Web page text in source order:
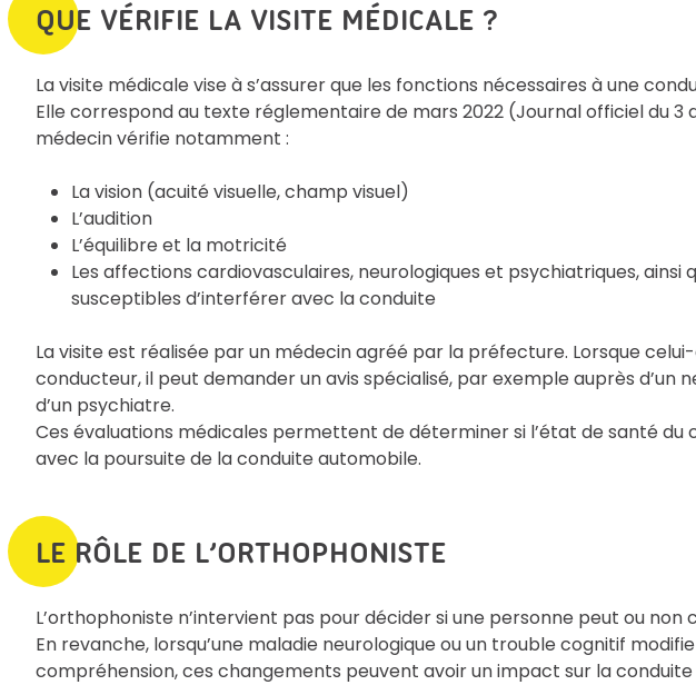
QUE VÉRIFIE LA VISITE MÉDICALE ?
La visite médicale vise à s’assurer que les fonctions nécessaires à une
Elle correspond au texte réglementaire de mars 2022 (Journal officiel du 3
médecin vérifie notamment :
La vision (acuité visuelle, champ visuel)
L’audition
L’équilibre et la motricité
Les affections cardiovasculaires, neurologiques et psychiatriques, ainsi
susceptibles d’interférer avec la conduite
La visite est réalisée par un médecin agréé par la préfecture. Lorsque
conducteur, il peut demander un avis spécialisé, par exemple auprès d’un
d’un psychiatre.
Ces évaluations médicales permettent de déterminer si l’état de santé
avec la poursuite de la conduite automobile.
LE RÔLE DE L’ORTHOPHONISTE
L’orthophoniste n’intervient pas pour décider si une personne peut ou non
En revanche, lorsqu’une maladie neurologique ou un trouble cognitif
compréhension, ces changements peuvent avoir un impact sur la conduite